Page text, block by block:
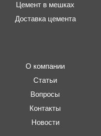
Цемент в мешках
Доставка цемента
О компании
Статьи
Вопросы
Контакты
Новости